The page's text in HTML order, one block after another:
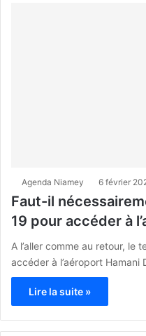
Agenda Niamey 6 février
Faut-il
19 pour accéder à
A l’aller comme au retour, le
accéder à l’aéroport
Lire la suite »